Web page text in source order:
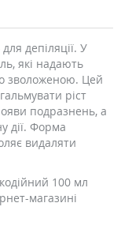
депіляції. У
які надають
зволоженою. Цей
ріст
подразнень, а
дії. Форма
видаляти
100 мл
магазині